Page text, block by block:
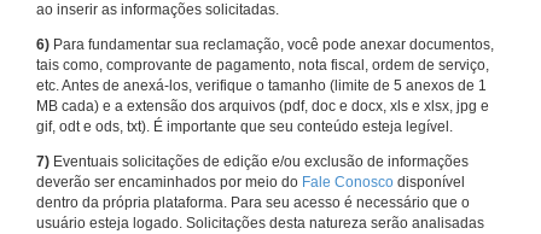
ao inserir as informações solicitadas.
6) Para fundamentar sua reclamação, você pode anexar documentos,
tais como, comprovante de pagamento, nota fiscal, ordem de serviço,
etc. Antes de anexá-los, verifique o tamanho (limite de 5 anexos de 1
MB cada) e a extensão dos arquivos (pdf, doc e docx, xls e xlsx, jpg e
gif, odt e ods, txt). É importante que seu conteúdo esteja legível.
7) Eventuais solicitações de edição e/ou exclusão de informações
deverão ser encaminhados por meio do Fale Conosco disponível
dentro da própria plataforma. Para seu acesso é necessário que o
usuário esteja logado. Solicitações desta natureza serão analisadas